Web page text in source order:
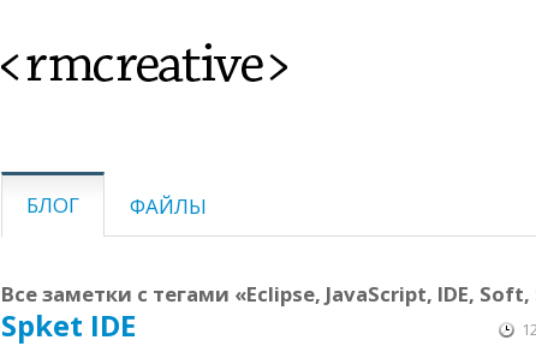
<rmcreative>
БЛОГ ФАЙЛЫ
Все заметки с тегами «Eclipse, JavaScript, IDE,
Spket IDE